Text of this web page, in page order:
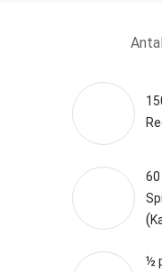
60
(
½